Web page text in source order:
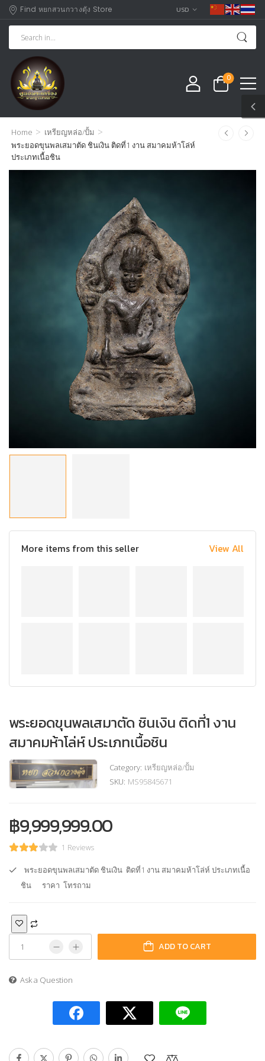
Find หยกสวนกวางตุัง Store USD
0
Home > เหรียญหล่อ/ปั้ม >
พระยอดขุนพลเสมาตัด ชินเงิน ติดที่1 งาน สมาคมห้าโล่ห์
ประเภทเนื้อชิน
More items from this seller View All
พระยอดขุนพลเสมาตัด ชินเงิน ติดที่1 งาน
สมาคมห้าโล่ห์ ประเภทเนื้อชิน
Category: เหรียญหล่อ/ปั้ม
SKU: MS95845671
฿9,999,999.00
1 Reviews
พระยอดขุนพลเสมาตัด ชินเงิน ติดที่1 งาน สมาคมห้าโล่ห์ ประเภทเนื้อ
ชิน ราคา โทรถาม
ADD TO CART
Ask a Question